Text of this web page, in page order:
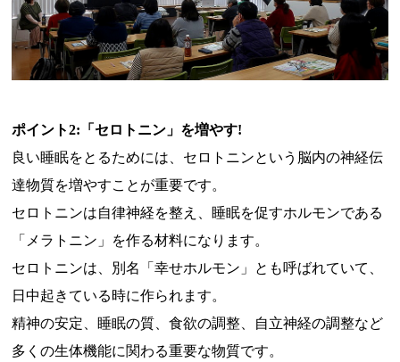
ポイント2:「セロトニン」を増やす!
良い睡眠をとるためには、セロトニンという脳内の神経伝
達物質を増やすことが重要です。
セロトニンは自律神経を整え、睡眠を促すホルモンである
「メラトニン」を作る材料になります。
セロトニンは、別名「幸せホルモン」 とも呼ばれていて、
日中起きている時に作られます。
精神の安定、睡眠の質、食欲の調整、自立神経の調整など
多くの生体機能に関わる重要な物質です。